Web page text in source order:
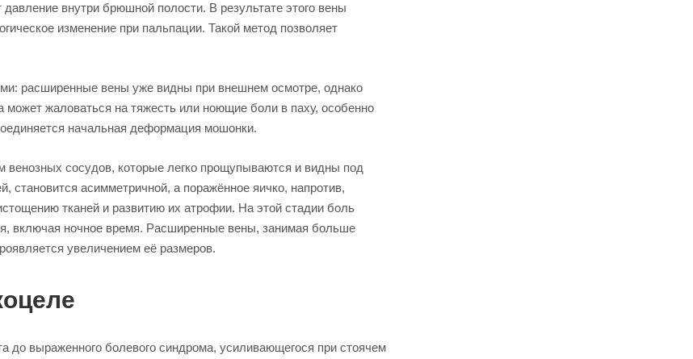
внутри брюшной полости. В результате этого вены
изменение при пальпации. Такой метод позволяет
расширенные вены уже видны при внешнем осмотре, однако
жаловаться на тяжесть или ноющие боли в паху, особенно
начальная деформация мошонки.
венозных сосудов, которые легко прощупываются и видны под
становится асимметричной, а поражённое яичко, напротив,
тканей и развитию их атрофии. На этой стадии боль
включая ночное время. Расширенные вены, занимая больше
увеличением её размеров.
до выраженного болевого синдрома, усиливающегося при стоячем